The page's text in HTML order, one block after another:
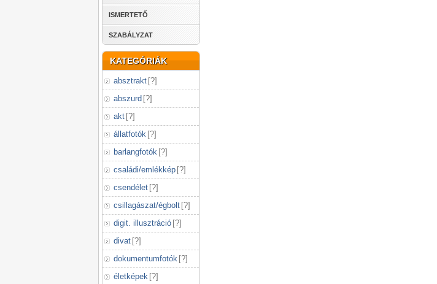
ISMERTETŐ
SZABÁLYZAT
KATEGÓRIÁK
absztrakt [?]
abszurd [?]
akt [?]
állatfotók [?]
barlangfotók [?]
családi/emlékkép [?]
csendélet [?]
csillagászat/égbolt [?]
digit. illusztráció [?]
divat [?]
dokumentumfotók [?]
életképek [?]